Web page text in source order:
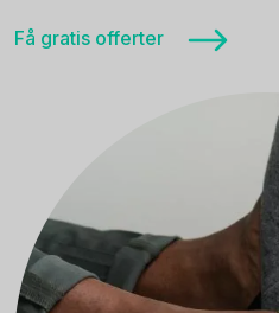
Få gratis offerter